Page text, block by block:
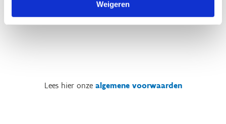
Weigeren
Lees hier onze algemene voorwaarden